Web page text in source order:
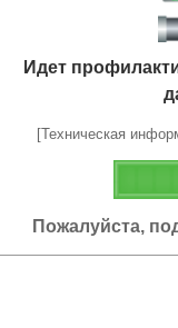
Идет
[Техническая
Пожалуйста,